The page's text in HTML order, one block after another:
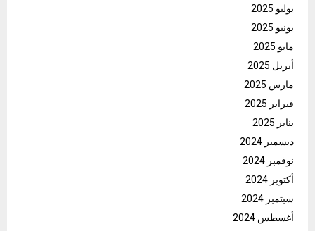
يوليو 2025
يونيو 2025
مايو 2025
أبريل 2025
مارس 2025
فبراير 2025
يناير 2025
ديسمبر 2024
نوفمبر 2024
أكتوبر 2024
سبتمبر 2024
أغسطس 2024